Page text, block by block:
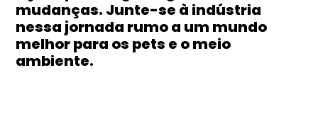
mudanças. Junte-se à indústria
nessa jornada rumo a um mundo
melhor para os pets e o meio
ambiente.